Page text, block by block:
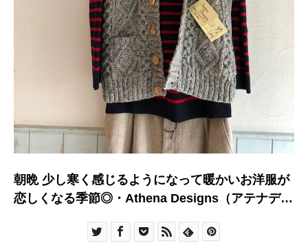
朝晩 少し寒く感じるようになって暖かいお洋服が
恋しくなる季節◎・Athena Designs（アテナデザ
はアイルランドの老舗 ハンドニットブランドで